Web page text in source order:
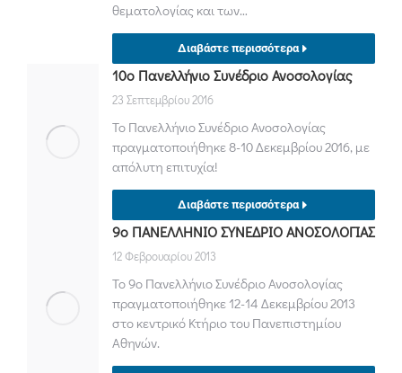
θεματολογίας και των…
Διαβάστε περισσότερα
10ο Πανελλήνιο Συνέδριο Ανοσολογίας
23 Σεπτεμβρίου 2016
Το Πανελλήνιο Συνέδριο Ανοσολογίας
πραγματοποιήθηκε 8-10 Δεκεμβρίου 2016, με
απόλυτη επιτυχία!
Διαβάστε περισσότερα
9ο ΠΑΝΕΛΛΗΝΙΟ ΣΥΝΕΔΡΙΟ ΑΝΟΣΟΛΟΓΙΑΣ
12 Φεβρουαρίου 2013
Το 9ο Πανελλήνιο Συνέδριο Ανοσολογίας
πραγματοποιήθηκε 12-14 Δεκεμβρίου 2013
στο κεντρικό Κτήριο του Πανεπιστημίου
Αθηνών.